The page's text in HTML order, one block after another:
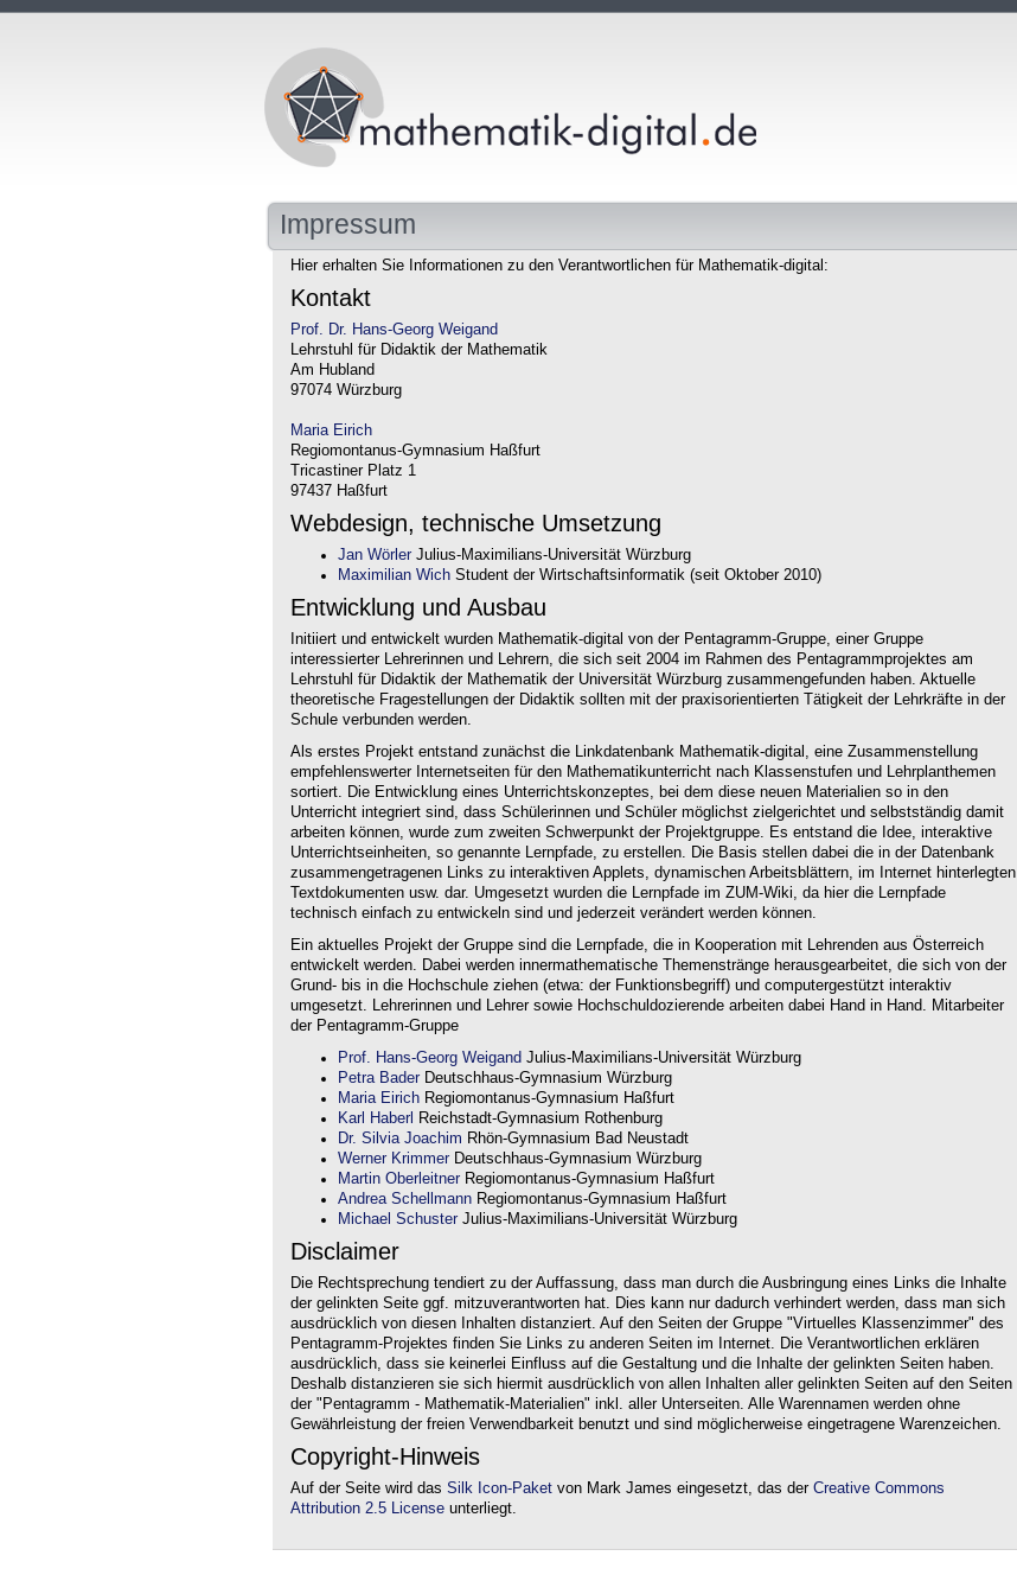
Impressum
Hier erhalten Sie Informationen zu den Verantwortlichen für Mathematik-digital:
Kontakt
Prof. Dr. Hans-Georg Weigand
Lehrstuhl für Didaktik der Mathematik
Am Hubland
97074 Würzburg
Maria Eirich
Regiomontanus-Gymnasium Haßfurt
Tricastiner Platz 1
97437 Haßfurt
Webdesign, technische Umsetzung
Jan Wörler Julius-Maximilians-Universität Würzburg
Maximilian Wich Student der Wirtschaftsinformatik (seit Oktober 2010)
Entwicklung und Ausbau
Initiiert und entwickelt wurden Mathematik-digital von der Pentagramm-Gruppe, einer Gruppe
interessierter Lehrerinnen und Lehrern, die sich seit 2004 im Rahmen des Pentagrammprojektes am
Lehrstuhl für Didaktik der Mathematik der Universität Würzburg zusammengefunden haben. Aktuelle
theoretische Fragestellungen der Didaktik sollten mit der praxisorientierten Tätigkeit der Lehrkräfte in der
Schule verbunden werden.
Als erstes Projekt entstand zunächst die Linkdatenbank Mathematik-digital, eine Zusammenstellung
empfehlenswerter Internetseiten für den Mathematikunterricht nach Klassenstufen und Lehrplanthemen
sortiert. Die Entwicklung eines Unterrichtskonzeptes, bei dem diese neuen Materialien so in den
Unterricht integriert sind, dass Schülerinnen und Schüler möglichst zielgerichtet und selbstständig damit
arbeiten können, wurde zum zweiten Schwerpunkt der Projektgruppe. Es entstand die Idee, interaktive
Unterrichtseinheiten, so genannte Lernpfade, zu erstellen. Die Basis stellen dabei die in der Datenbank
zusammengetragenen Links zu interaktiven Applets, dynamischen Arbeitsblättern, im Internet hinterlegten
Textdokumenten usw. dar. Umgesetzt wurden die Lernpfade im ZUM-Wiki, da hier die Lernpfade
technisch einfach zu entwickeln sind und jederzeit verändert werden können.
Ein aktuelles Projekt der Gruppe sind die Lernpfade, die in Kooperation mit Lehrenden aus Österreich
entwickelt werden. Dabei werden innermathematische Themenstränge herausgearbeitet, die sich von der
Grund- bis in die Hochschule ziehen (etwa: der Funktionsbegriff) und computergestützt interaktiv
umgesetzt. Lehrerinnen und Lehrer sowie Hochschuldozierende arbeiten dabei Hand in Hand. Mitarbeiter
der Pentagramm-Gruppe
Prof. Hans-Georg Weigand Julius-Maximilians-Universität Würzburg
Petra Bader Deutschhaus-Gymnasium Würzburg
Maria Eirich Regiomontanus-Gymnasium Haßfurt
Karl Haberl
Reichstadt-Gymnasium Rothenburg
Dr. Silvia Joachim Rhön-Gymnasium Bad Neustadt
Werner Krimmer Deutschhaus-Gymnasium Würzburg
Martin Oberleitner Regiomontanus-Gymnasium Haßfurt
Andrea Schellmann Regiomontanus-Gymnasium Haßfurt
Michael Schuster Julius-Maximilians-Universität Würzburg
Disclaimer
Die Rechtsprechung tendiert zu der Auffassung, dass man durch die Ausbringung eines Links die Inhalte
der gelinkten Seite ggf. mitzuverantworten hat. Dies kann nur dadurch verhindert werden, dass man sich
ausdrücklich von diesen Inhalten distanziert. Auf den Seiten der Gruppe "Virtuelles Klassenzimmer" des
Pentagramm-Projektes finden Sie Links zu anderen Seiten im Internet. Die Verantwortlichen erklären
ausdrücklich, dass sie keinerlei Einfluss auf die Gestaltung und die Inhalte der gelinkten Seiten haben.
Deshalb distanzieren sie sich hiermit ausdrücklich von allen Inhalten aller gelinkten Seiten auf den Seiten
der "Pentagramm - Mathematik-Materialien" inkl. aller Unterseiten. Alle Warennamen werden ohne
Gewährleistung der freien Verwendbarkeit benutzt und sind möglicherweise eingetragene Warenzeichen.
Copyright-Hinweis
Auf der Seite wird das Silk Icon-Paket von Mark James eingesetzt, das der Creative Commons
Attribution 2.5 License unterliegt.